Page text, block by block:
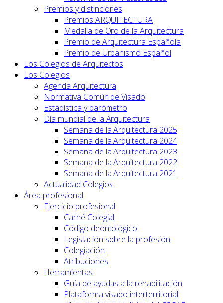
Premios y distinciones
Premios ARQUITECTURA
Medalla de Oro de la Arquitectura
Premio de Arquitectura Española
Premio de Urbanismo Español
Los Colegios de Arquitectos
Los Colegios
Agenda Arquitectura
Normativa Común de Visado
Estadística y barómetro
Día mundial de la Arquitectura
Semana de la Arquitectura 2025
Semana de la Arquitectura 2024
Semana de la Arquitectura 2023
Semana de la Arquitectura 2022
Semana de la Arquitectura 2021
Actualidad Colegios
Área profesional
Ejercicio profesional
Carné Colegial
Código deontológico
Legislación sobre la profesión
Colegiación
Atribuciones
Herramientas
Guía de ayudas a la rehabilitación
Plataforma visado interterritorial